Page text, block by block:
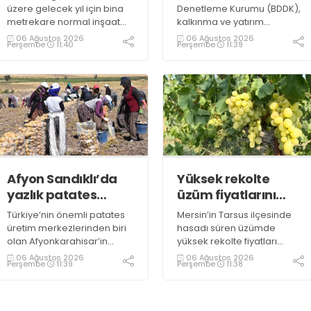
üzere gelecek yıl için bina
metrekare normal inşaat
maliyet bedelleri,
meskenler açısından 604,1
arasında değişecek
06 Ağustos 2026
Perşembe 11:40
değişiklik
Denetleme Kurumu (BDDK),
kalkınma ve yatırım
bankalarının kredi sınırlarına
ilişkin düzenleme yaptı
06 Ağustos 2026
Perşembe 11:39
Afyon Sandıklı’da
yazlık patates
hasadı
Türkiye’nin önemli patates
üretim merkezlerinden biri
olan Afyonkarahisar’ın
Sandıklı ilçesinde yazlık
patates sökümü başlarken,
06 Ağustos 2026
Perşembe 11:39
Yüksek rekolte
üzüm fiyatlarını
düşürdü
Mersin’in Tarsus ilçesinde
hasadı süren üzümde
yüksek rekolte fiyatları
düşürdü. Üzümün bağda
kilogramının 10-15 liraya
06 Ağustos 2026
Perşembe 11:38